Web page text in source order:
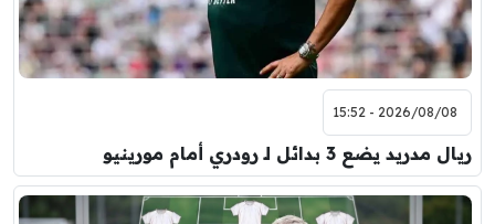
2026/08/08 - 15:52
ريال مدريد يضع 3 بدائل لـ رودري أمام مورينيو